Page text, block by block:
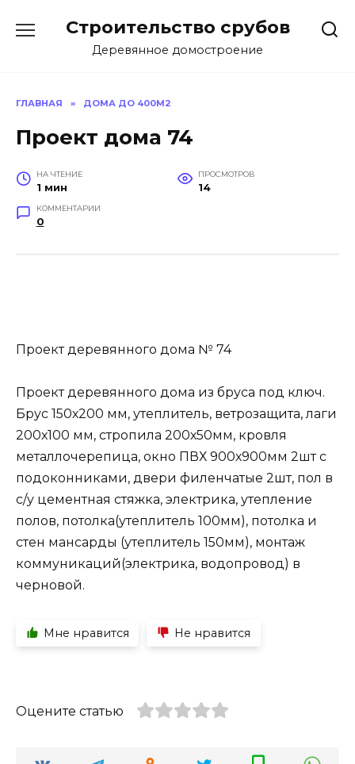
Строительство срубов
Деревянное домостроение
ГЛАВНАЯ » ДОМА ДО 400М2
Проект дома 74
НА ЧТЕНИЕ
1 мин
ПРОСМОТРОВ
14
КОММЕНТАРИИ
0
Проект деревянного дома № 74
Проект деревянного дома из бруса под ключ.
Брус 150х200 мм, утеплитель, ветрозащита, лаги
200х100 мм, стропила 200х50мм, кровля
металлочерепица, окно ПВХ 900х900мм 2шт с
подоконниками, двери филенчатые 2шт, пол в
с/у цементная стяжка, электрика, утепление
полов, потолка(утеплитель 100мм), потолка и
стен мансарды (утеплитель 150мм), монтаж
коммуникаций(электрика, водопровод) в
черновой.
Мне нравится Не нравится
Оцените статью